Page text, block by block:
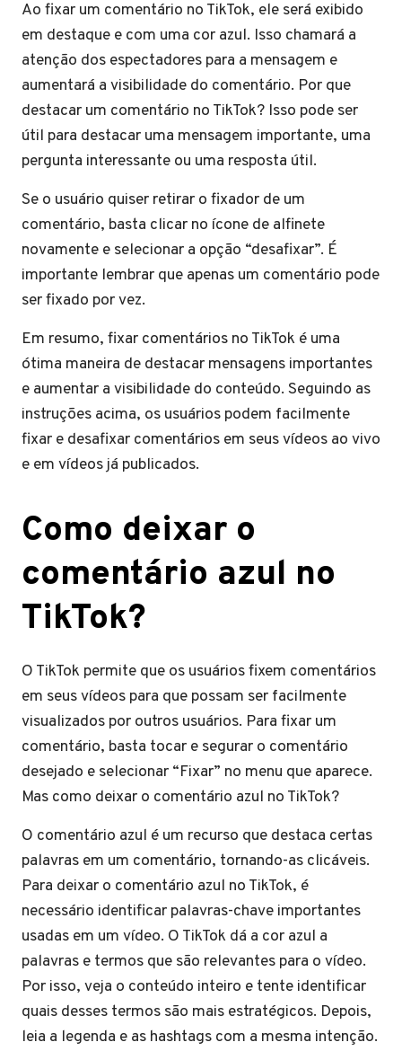
Ao fixar um comentário no TikTok, ele será exibido
em destaque e com uma cor azul. Isso chamará a
atenção dos espectadores para a mensagem e
aumentará a visibilidade do comentário. Por que
destacar um comentário no TikTok? Isso pode ser
útil para destacar uma mensagem importante, uma
pergunta interessante ou uma resposta útil.
Se o usuário quiser retirar o fixador de um
comentário, basta clicar no ícone de alfinete
novamente e selecionar a opção “desafixar”. É
importante lembrar que apenas um comentário pode
ser fixado por vez.
Em resumo, fixar comentários no TikTok é uma
ótima maneira de destacar mensagens importantes
e aumentar a visibilidade do conteúdo. Seguindo as
instruções acima, os usuários podem facilmente
fixar e desafixar comentários em seus vídeos ao vivo
e em vídeos já publicados.
Como deixar o
comentário azul no
TikTok?
O TikTok permite que os usuários fixem comentários
em seus vídeos para que possam ser facilmente
visualizados por outros usuários. Para fixar um
comentário, basta tocar e segurar o comentário
desejado e selecionar “Fixar” no menu que aparece.
Mas como deixar o comentário azul no TikTok?
O comentário azul é um recurso que destaca certas
palavras em um comentário, tornando-as clicáveis.
Para deixar o comentário azul no TikTok, é
necessário identificar palavras-chave importantes
usadas em um vídeo. O TikTok dá a cor azul a
palavras e termos que são relevantes para o vídeo.
Por isso, veja o conteúdo inteiro e tente identificar
quais desses termos são mais estratégicos. Depois,
leia a legenda e as hashtags com a mesma intenção.